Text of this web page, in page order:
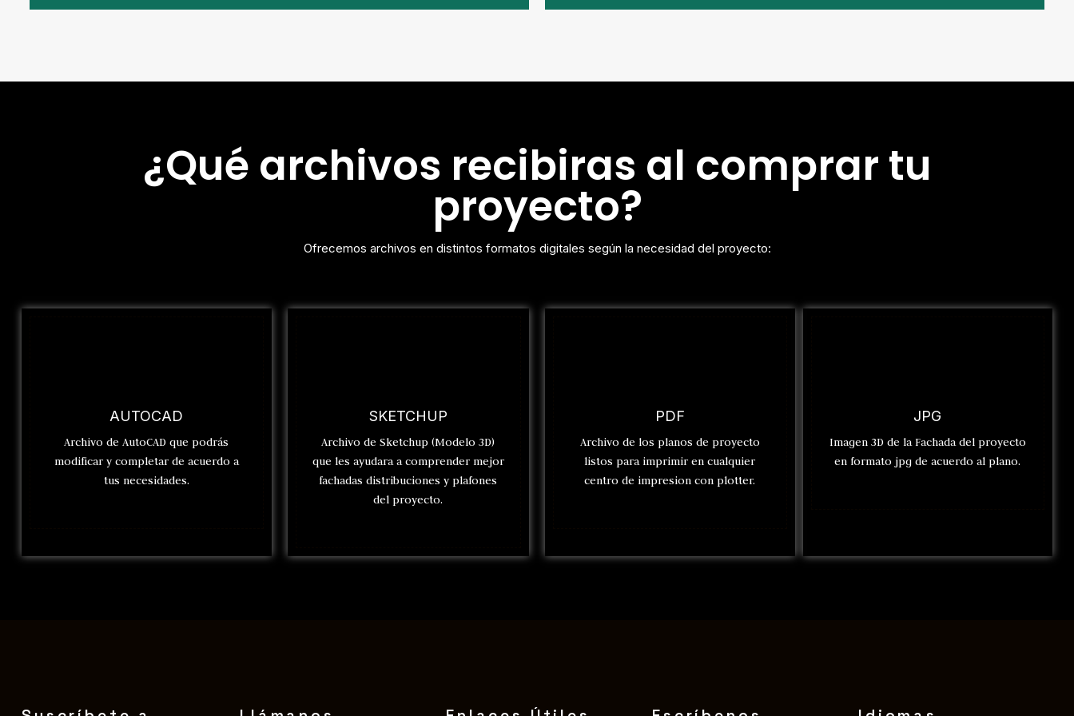
¿Qué archivos recibiras al comprar tu
proyecto?
Ofrecemos archivos en distintos formatos digitales según la necesidad del proyecto:
AUTOCAD
Archivo de AutoCAD que podrás
modificar y completar de acuerdo a
tus necesidades.
SKETCHUP
Archivo de Sketchup (Modelo 3D)
que les ayudara a comprender mejor
fachadas distribuciones y plafones
del proyecto.
PDF
Archivo de los planos de proyecto
listos para imprimir en cualquier
centro de impresion con plotter.
JPG
Imagen 3D de la Fachada del proyecto
en formato jpg de acuerdo al plano.